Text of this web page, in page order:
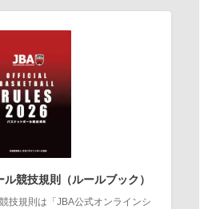
競技規則（ルールブック）
技規則は「JBA公式オンラインシ